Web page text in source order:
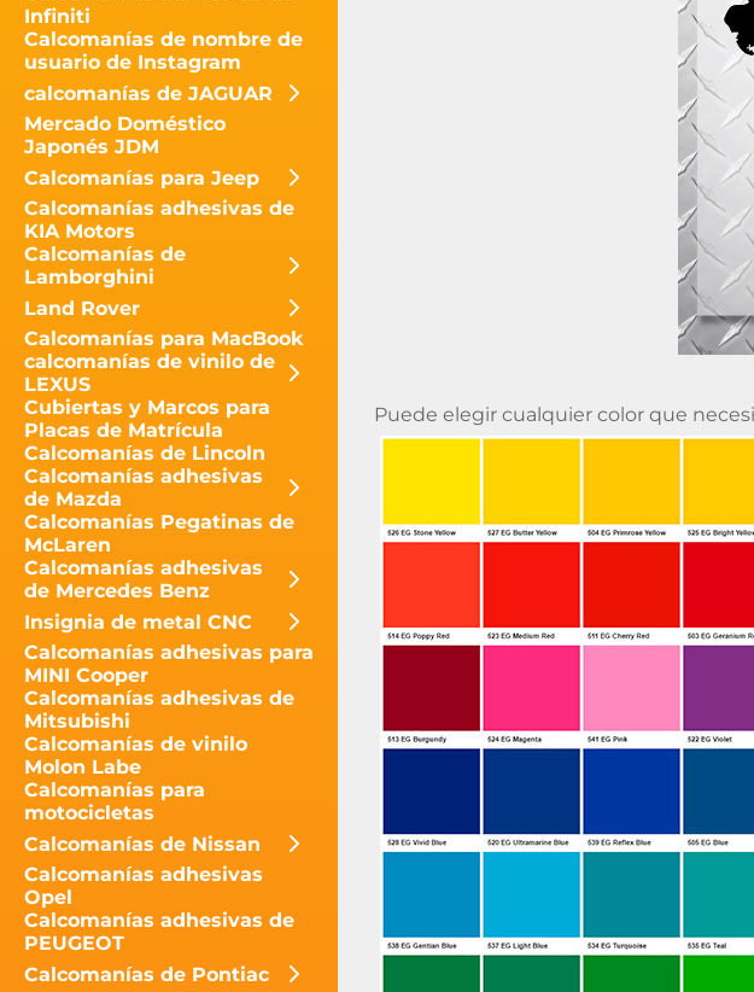
Infiniti
Calcomanías de nombre de
usuario de Instagram
calcomanías de JAGUAR
Mercado Doméstico
Japonés JDM
Calcomanías para Jeep
Calcomanías adhesivas de
KIA Motors
Calcomanías de
Lamborghini
Land Rover
Calcomanías para MacBook
calcomanías de vinilo de
LEXUS
Cubiertas y Marcos para
Placas de Matrícula
Calcomanías de Lincoln
Calcomanías adhesivas
de Mazda
Calcomanías Pegatinas de
McLaren
Calcomanías adhesivas
de Mercedes Benz
Insignia de metal CNC
Calcomanías adhesivas para
MINI Cooper
Calcomanías adhesivas de
Mitsubishi
Calcomanías de vinilo
Molon Labe
Calcomanías para
motocicletas
Calcomanías de Nissan
Calcomanías adhesivas
Opel
Calcomanías adhesivas de
PEUGEOT
Calcomanías de Pontiac
Puede elegir cualquier color que